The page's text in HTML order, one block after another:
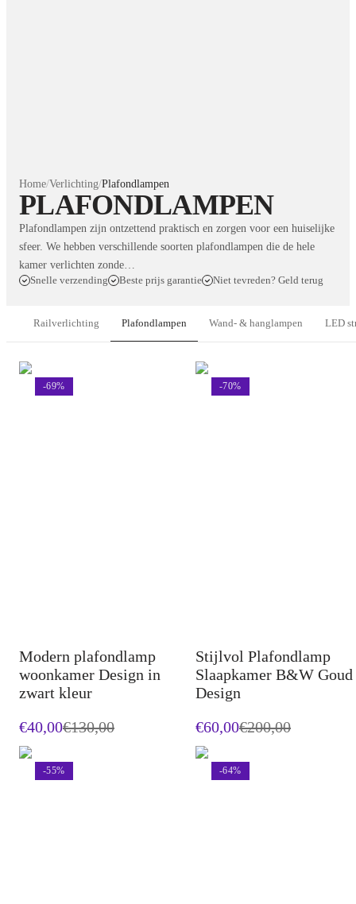
Home/Verlichting/Plafondlampen
PLAFONDLAMPEN
Plafondlampen zijn ontzettend praktisch en zorgen voor een huiselijke
sfeer. We hebben verschillende soorten plafondlampen die de hele
kamer verlichten zonde…
Snelle verzending
Beste prijs garantie Niet tevreden? Geld terug
Railverlichting Plafondlampen Wand- & hanglampen LED
-69%
Modern plafondlamp
woonkamer Design in
zwart kleur
€40,00€130,00
-70%
Stijlvol Plafondlamp
Slaapkamer B&W Goud
Design
€60,00€200,00
-55% -64%